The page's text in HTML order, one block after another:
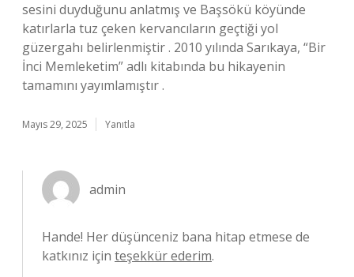
sesini duyduğunu anlatmış ve Başsökü köyünde
katırlarla tuz çeken kervancıların geçtiği yol
güzergahı belirlenmiştir . 2010 yılında Sarıkaya, “Bir
İnci Memleketim” adlı kitabında bu hikayenin
tamamını yayımlamıştır .
Mayıs 29, 2025 Yanıtla
admin
Hande! Her düşünceniz bana hitap etmese de
katkınız için teşekkür ederim.